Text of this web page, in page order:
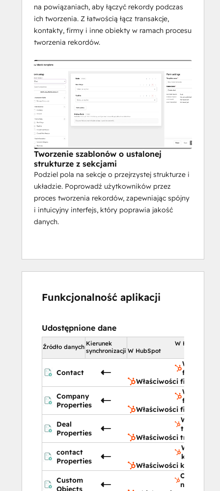
na powiązaniach, aby łączyć rekordy podczas
ich tworzenia. Z łatwością łącz transakcje,
kontakty, firmy i inne obiekty w ramach procesu
tworzenia rekordów.
Tworzenie szablonów o ustalonej
strukturze z sekcjami
Podziel pola na sekcje o przejrzystej strukturze i
układzie. Poprowadź użytkowników przez
proces tworzenia rekordów, zapewniając spójny
i intuicyjny interfejs, który poprawia jakość
danych.
Funkcjonalność aplikacji
Udostępnione dane
Źródło danych Kierunek
synchronizacji
W HubSpot
W HubSpot
Contact
firmy
Właściwości firmy
Company
Properties
firmy
Właściwości firmy
Deal
Properties
transakcji
Właściwości transakcji
contact
Properties
kontaktu
Właściwości kontaktu
Custom
Objects
Obiekty